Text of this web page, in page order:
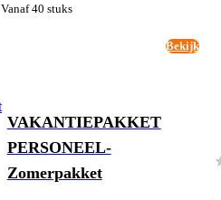
Vanaf 40 stuks
Bekijk
VAKANTIEPAKKET
PERSONEEL-
Zomerpakket